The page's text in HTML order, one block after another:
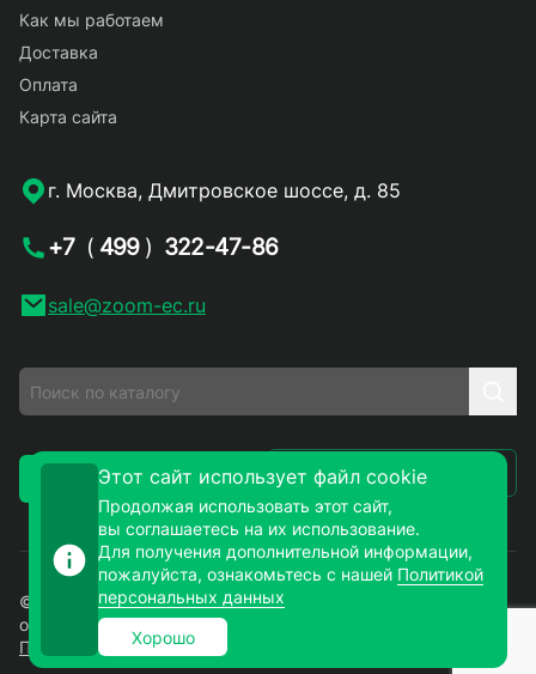
Как мы работаем
Доставка
Оплата
Карта сайта
г. Москва, Дмитровское шоссе, д. 85
+7 ( 499 ) 322-47-86
sale@zoom-ec.ru
Заказать звонок Написать письмо
© 2026. ЗУМ-СМД – продажа электронных компонентов
оптом и в розницу. Все права защищены.
Политика конфиденциальности
Этот сайт использует файл cookie
Продолжая использовать этот сайт,
вы соглашаетесь на их использование.
Для получения дополнительной информации,
пожалуйста, ознакомьтесь с нашей Политикой
персональных данных
Хорошо